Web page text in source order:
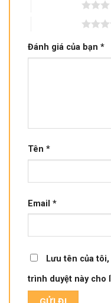
Đánh giá của bạn *
Tên *
Email *
Lưu tên của
trình duyệt này cho